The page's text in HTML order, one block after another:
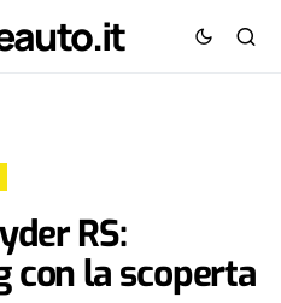
RS:
con la scoperta